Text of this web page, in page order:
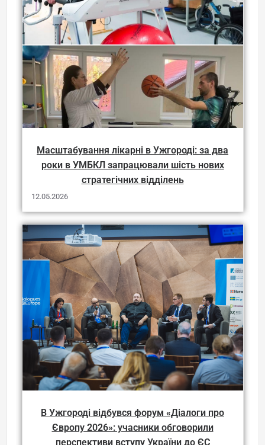
Масштабування лікарні в Ужгороді: за два
роки в УМБКЛ запрацювали шість нових
стратегічних відділень
12.05.2026
В Ужгороді відбувся форум «Діалоги про
Європу 2026»: учасники обговорили
перспективи вступу України до ЄС